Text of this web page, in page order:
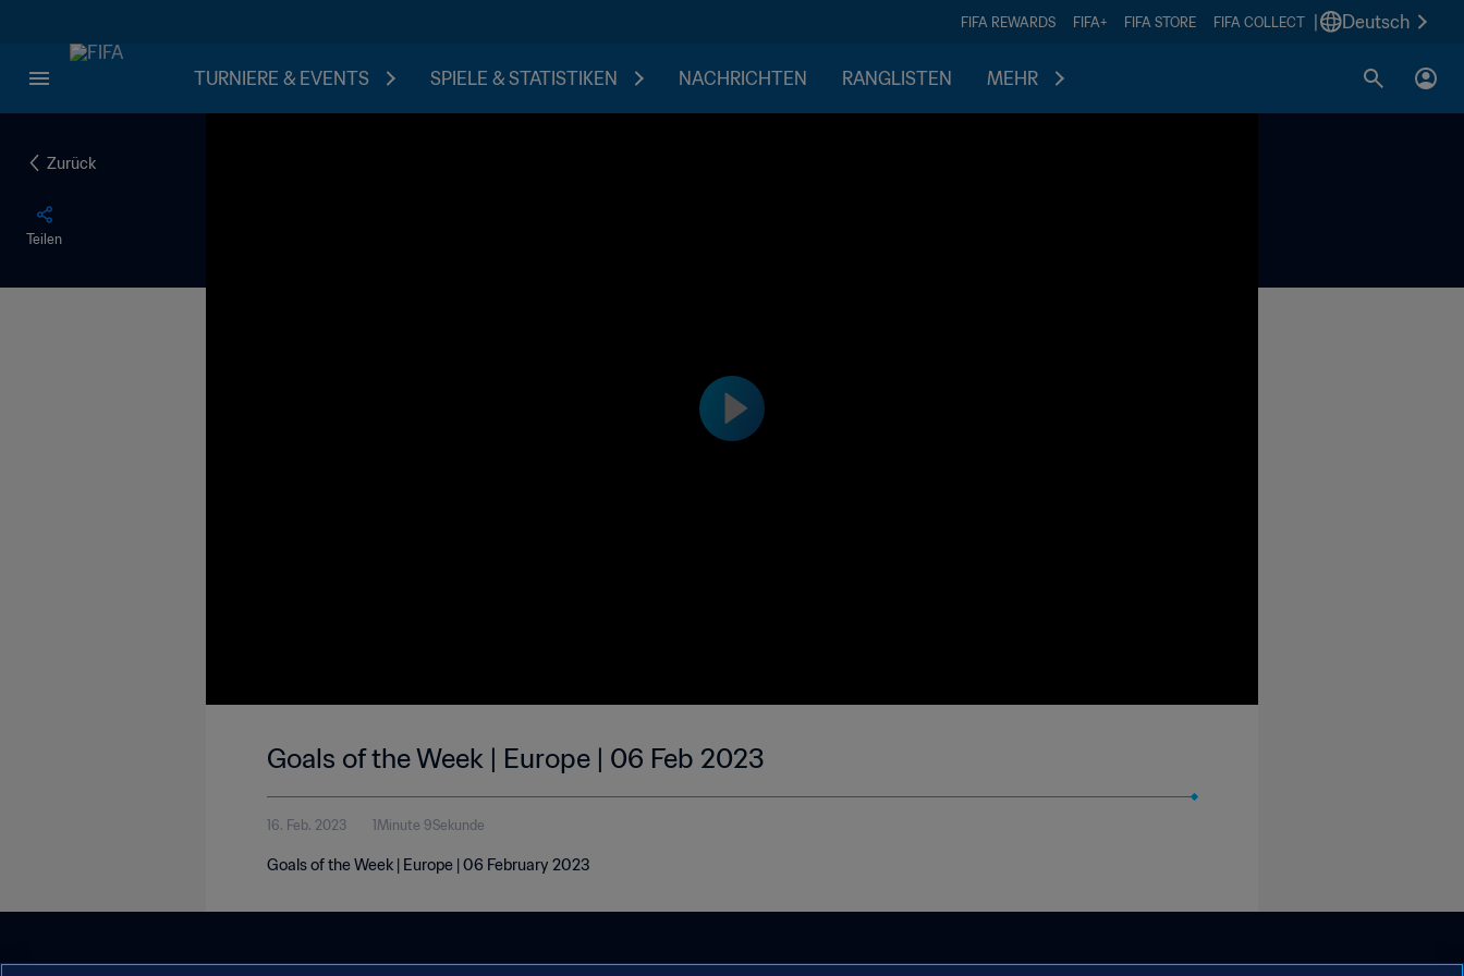
FIFA REWARDS FIFA+ FIFA STORE FIFA COLLECT Deutsch
TURNIERE & EVENTS SPIELE & STATISTIKEN NACHRICHTEN RANGLISTEN MEHR
Zurück
Teilen
Goals of the Week | Europe | 06 Feb 2023
16. Feb. 2023 1Minute 9Sekunde
Goals of the Week | Europe | 06 February 2023